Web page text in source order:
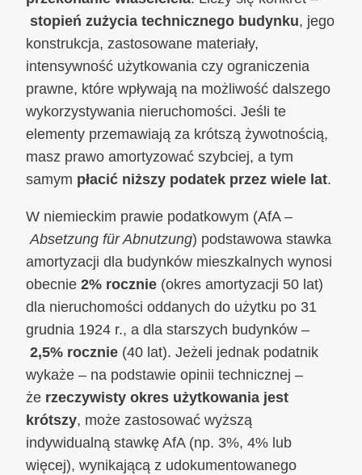
stopień zużycia technicznego budynku, jego
konstrukcja, zastosowane materiały,
intensywność użytkowania czy ograniczenia
prawne, które wpływają na możliwość dalszego
wykorzystywania nieruchomości. Jeśli te
elementy przemawiają za krótszą żywotnością,
masz prawo amortyzować szybciej, a tym
samym płacić niższy podatek przez wiele lat.
W niemieckim prawie podatkowym (AfA –
Absetzung für Abnutzung) podstawowa stawka
amortyzacji dla budynków mieszkalnych wynosi
obecnie 2% rocznie (okres amortyzacji 50 lat)
dla nieruchomości oddanych do użytku po 31
grudnia 1924 r., a dla starszych budynków –
2,5% rocznie (40 lat). Jeżeli jednak podatnik
wykaże – na podstawie opinii technicznej –
że rzeczywisty okres użytkowania jest
krótszy, może zastosować wyższą
indywidualną stawkę AfA (np. 3%, 4% lub
więcej), wynikającą z udokumentowanego